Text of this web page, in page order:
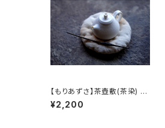
【もりあずさ】茶壺敷(茶染) L
/ 【Thistle】Teapot Coast
er L
¥2,200